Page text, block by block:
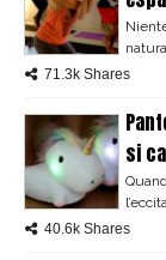
71.3k Shares
si
40.6k Shares